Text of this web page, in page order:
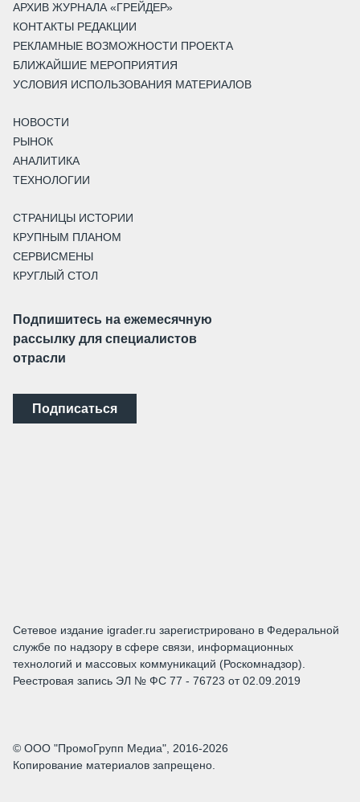
АРХИВ ЖУРНАЛА «ГРЕЙДЕР»
КОНТАКТЫ РЕДАКЦИИ
РЕКЛАМНЫЕ ВОЗМОЖНОСТИ ПРОЕКТА
БЛИЖАЙШИЕ МЕРОПРИЯТИЯ
УСЛОВИЯ ИСПОЛЬЗОВАНИЯ МАТЕРИАЛОВ
НОВОСТИ
РЫНОК
АНАЛИТИКА
ТЕХНОЛОГИИ
СТРАНИЦЫ ИСТОРИИ
КРУПНЫМ ПЛАНОМ
СЕРВИСМЕНЫ
КРУГЛЫЙ СТОЛ
Подпишитесь на ежемесячную
рассылку для специалистов
отрасли
Подписаться
Сетевое издание igrader.ru зарегистрировано в Федеральной
службе по надзору в сфере связи, информационных
технологий и массовых коммуникаций (Роскомнадзор).
Реестровая запись ЭЛ № ФС 77 - 76723 от 02.09.2019
© ООО "ПромоГрупп Медиа", 2016-2026
Копирование материалов запрещено.